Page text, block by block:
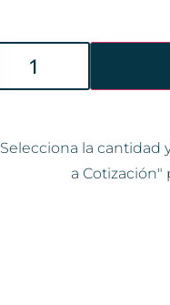
Selecciona la cantidad
a